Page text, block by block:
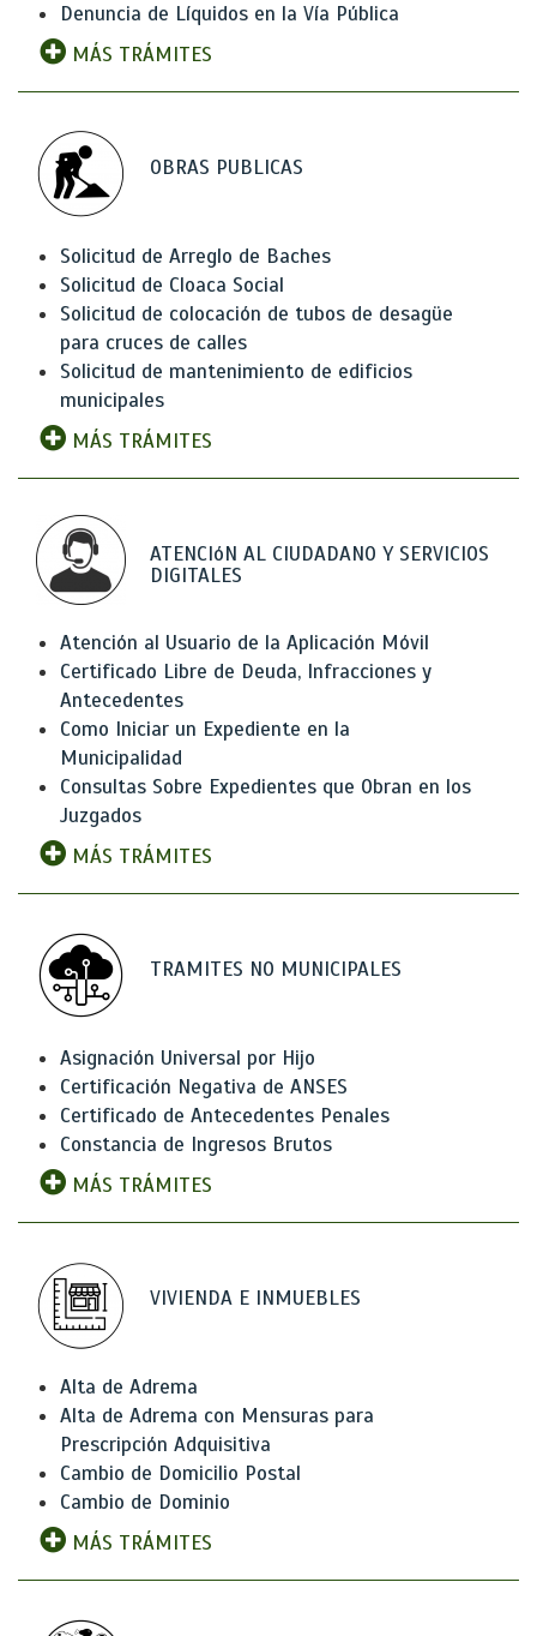
Denuncia de Líquidos en la Vía Pública
MÁS TRÁMITES
OBRAS PUBLICAS
Solicitud de Arreglo de Baches
Solicitud de Cloaca Social
Solicitud de colocación de tubos de desagüe
para cruces de calles
Solicitud de mantenimiento de edificios
municipales
MÁS TRÁMITES
ATENCIóN AL CIUDADANO Y SERVICIOS
DIGITALES
Atención al Usuario de la Aplicación Móvil
Certificado Libre de Deuda, Infracciones y
Antecedentes
Como Iniciar un Expediente en la
Municipalidad
Consultas Sobre Expedientes que Obran en los
Juzgados
MÁS TRÁMITES
TRAMITES NO MUNICIPALES
Asignación Universal por Hijo
Certificación Negativa de ANSES
Certificado de Antecedentes Penales
Constancia de Ingresos Brutos
MÁS TRÁMITES
VIVIENDA E INMUEBLES
Alta de Adrema
Alta de Adrema con Mensuras para
Prescripción Adquisitiva
Cambio de Domicilio Postal
Cambio de Dominio
MÁS TRÁMITES